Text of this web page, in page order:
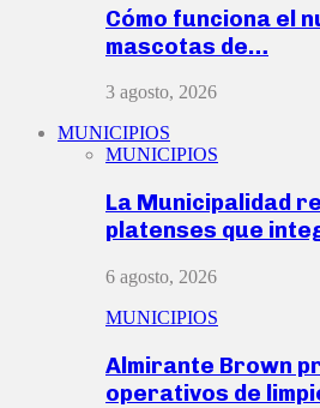
Cómo funciona el
mascotas de…
3 agosto, 2026
MUNICIPIOS
MUNICIPIOS
La Municipalidad
platenses que
6 agosto, 2026
MUNICIPIOS
Almirante Brown
operativos de